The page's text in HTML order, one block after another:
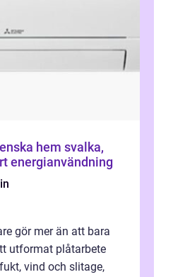
hem svalka,
energianvändning
gör mer än att bara
utformat plåtarbete
vind och slitage,